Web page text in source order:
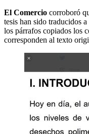
El Comercio corroboró
tesis han sido traducidos
los párrafos copiados los
corresponden al texto